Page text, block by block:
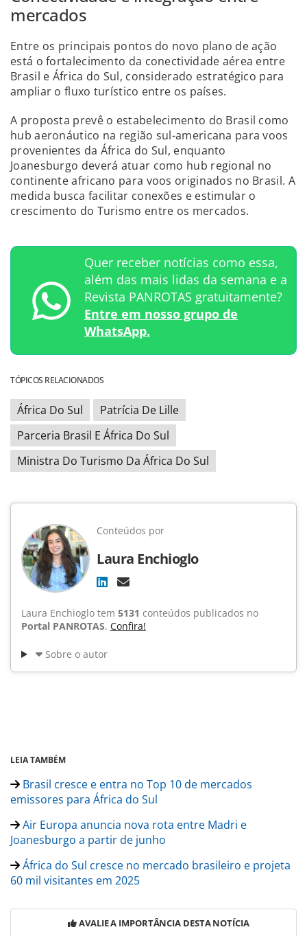
mercados
Entre os principais pontos do novo plano de ação
está o fortalecimento da conectividade aérea entre
Brasil e África do Sul, considerado estratégico para
ampliar o fluxo turístico entre os países.
A proposta prevê o estabelecimento do Brasil como
hub aeronáutico na região sul-americana para voos
provenientes da África do Sul, enquanto
Joanesburgo deverá atuar como hub regional no
continente africano para voos originados no Brasil. A
medida busca facilitar conexões e estimular o
crescimento do Turismo entre os mercados.
Quer receber notícias como essa,
além das mais lidas da semana e a
Revista PANROTAS gratuitamente?
Entre em nosso grupo de
WhatsApp.
TÓPICOS RELACIONADOS
África Do Sul
Patrícia De Lille
Parceria Brasil E África Do Sul
Ministra Do Turismo Da África Do Sul
Conteúdos por
Laura Enchioglo
Laura Enchioglo tem 5131 conteúdos publicados no
Portal PANROTAS. Confira!
Sobre o autor
LEIA TAMBÉM
Brasil cresce e entra no Top 10 de mercados
emissores para África do Sul
Air Europa anuncia nova rota entre Madri e
Joanesburgo a partir de junho
África do Sul cresce no mercado brasileiro e projeta
60 mil visitantes em 2025
AVALIE A IMPORTÂNCIA DESTA NOTÍCIA